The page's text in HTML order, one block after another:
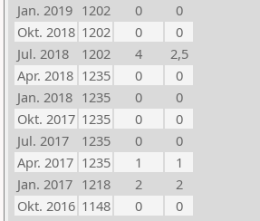
Jan. 2019 1202 0
0
Okt. 2018 1202 0
0
Jul. 2018
1202 4
2,5
Apr. 2018 1235 0
0
Jan. 2018 1235 0
0
Okt. 2017 1235 0
0
Jul. 2017
1235 0
0
Apr. 2017 1235 1
1
Jan. 2017 1218 2
2
Okt. 2016 1148 0
0